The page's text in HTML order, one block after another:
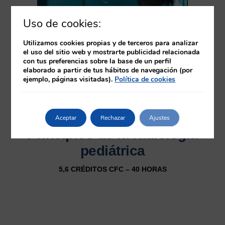
pediátrica
5,6 CRÉDITOS CFC – 40 HORAS
Uso de cookies:
Utilizamos cookies propias y de terceros para analizar
el uso del sitio web y mostrarte publicidad relacionada
con tus preferencias sobre la base de un perfil
elaborado a partir de tus hábitos de navegación (por
ejemplo, páginas visitadas). Política de cookies
Aceptar Rechazar Ajustes